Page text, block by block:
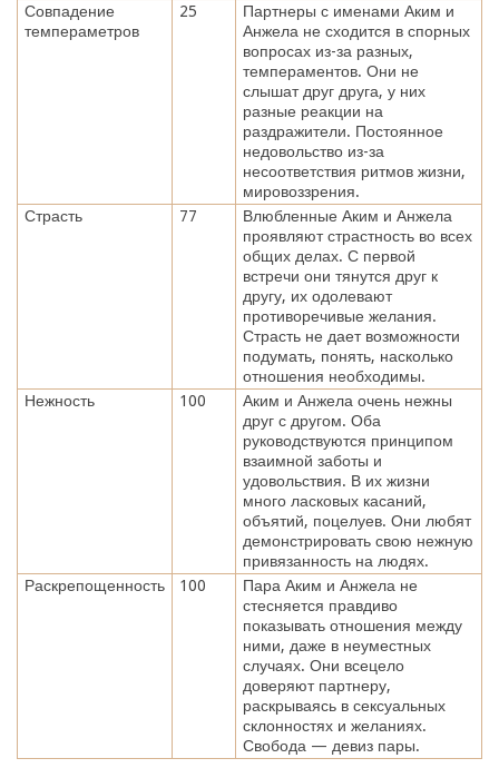
Совпадение
темпераметров
25
Партнеры с именами Аким и
Анжела не сходится в спорных
вопросах из-за разных,
темпераментов. Они не
слышат друг друга, у них
разные реакции на
раздражители. Постоянное
недовольство из-за
несоответствия ритмов жизни,
мировоззрения.
Страсть
77
Влюбленные Аким и Анжела
проявляют страстность во всех
общих делах. С первой
встречи они тянутся друг к
другу, их одолевают
противоречивые желания.
Страсть не дает возможности
подумать, понять, насколько
отношения необходимы.
Нежность
100
Аким и Анжела очень нежны
друг с другом. Оба
руководствуются принципом
взаимной заботы и
удовольствия. В их жизни
много ласковых касаний,
объятий, поцелуев. Они любят
демонстрировать свою нежную
привязанность на людях.
Раскрепощенность
100
Пара Аким и Анжела не
стесняется правдиво
показывать отношения между
ними, даже в неуместных
случаях. Они всецело
доверяют партнеру,
раскрываясь в сексуальных
склонностях и желаниях.
Свобода — девиз пары.